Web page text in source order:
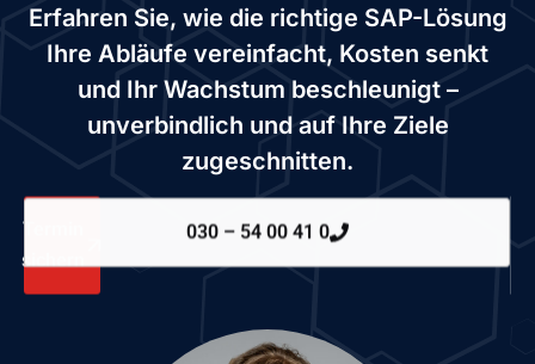
Erfahren Sie, wie die richtige SAP-Lösung
Ihre Abläufe vereinfacht, Kosten senkt
und Ihr Wachstum beschleunigt –
unverbindlich und auf Ihre Ziele
zugeschnitten.
Termin
sichern
030 – 54 00 41 0